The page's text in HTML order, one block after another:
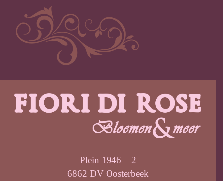
Plein 1946 – 2
6862 DV Oosterbeek